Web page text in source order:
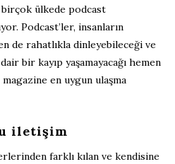
ülkede podcast
Podcast’ler, insanların
de rahatlıkla dinleyebileceği ve
bir kayıp yaşamayacağı hemen
en uygun ulaşma
iletişim
farklı kılan ve kendisine